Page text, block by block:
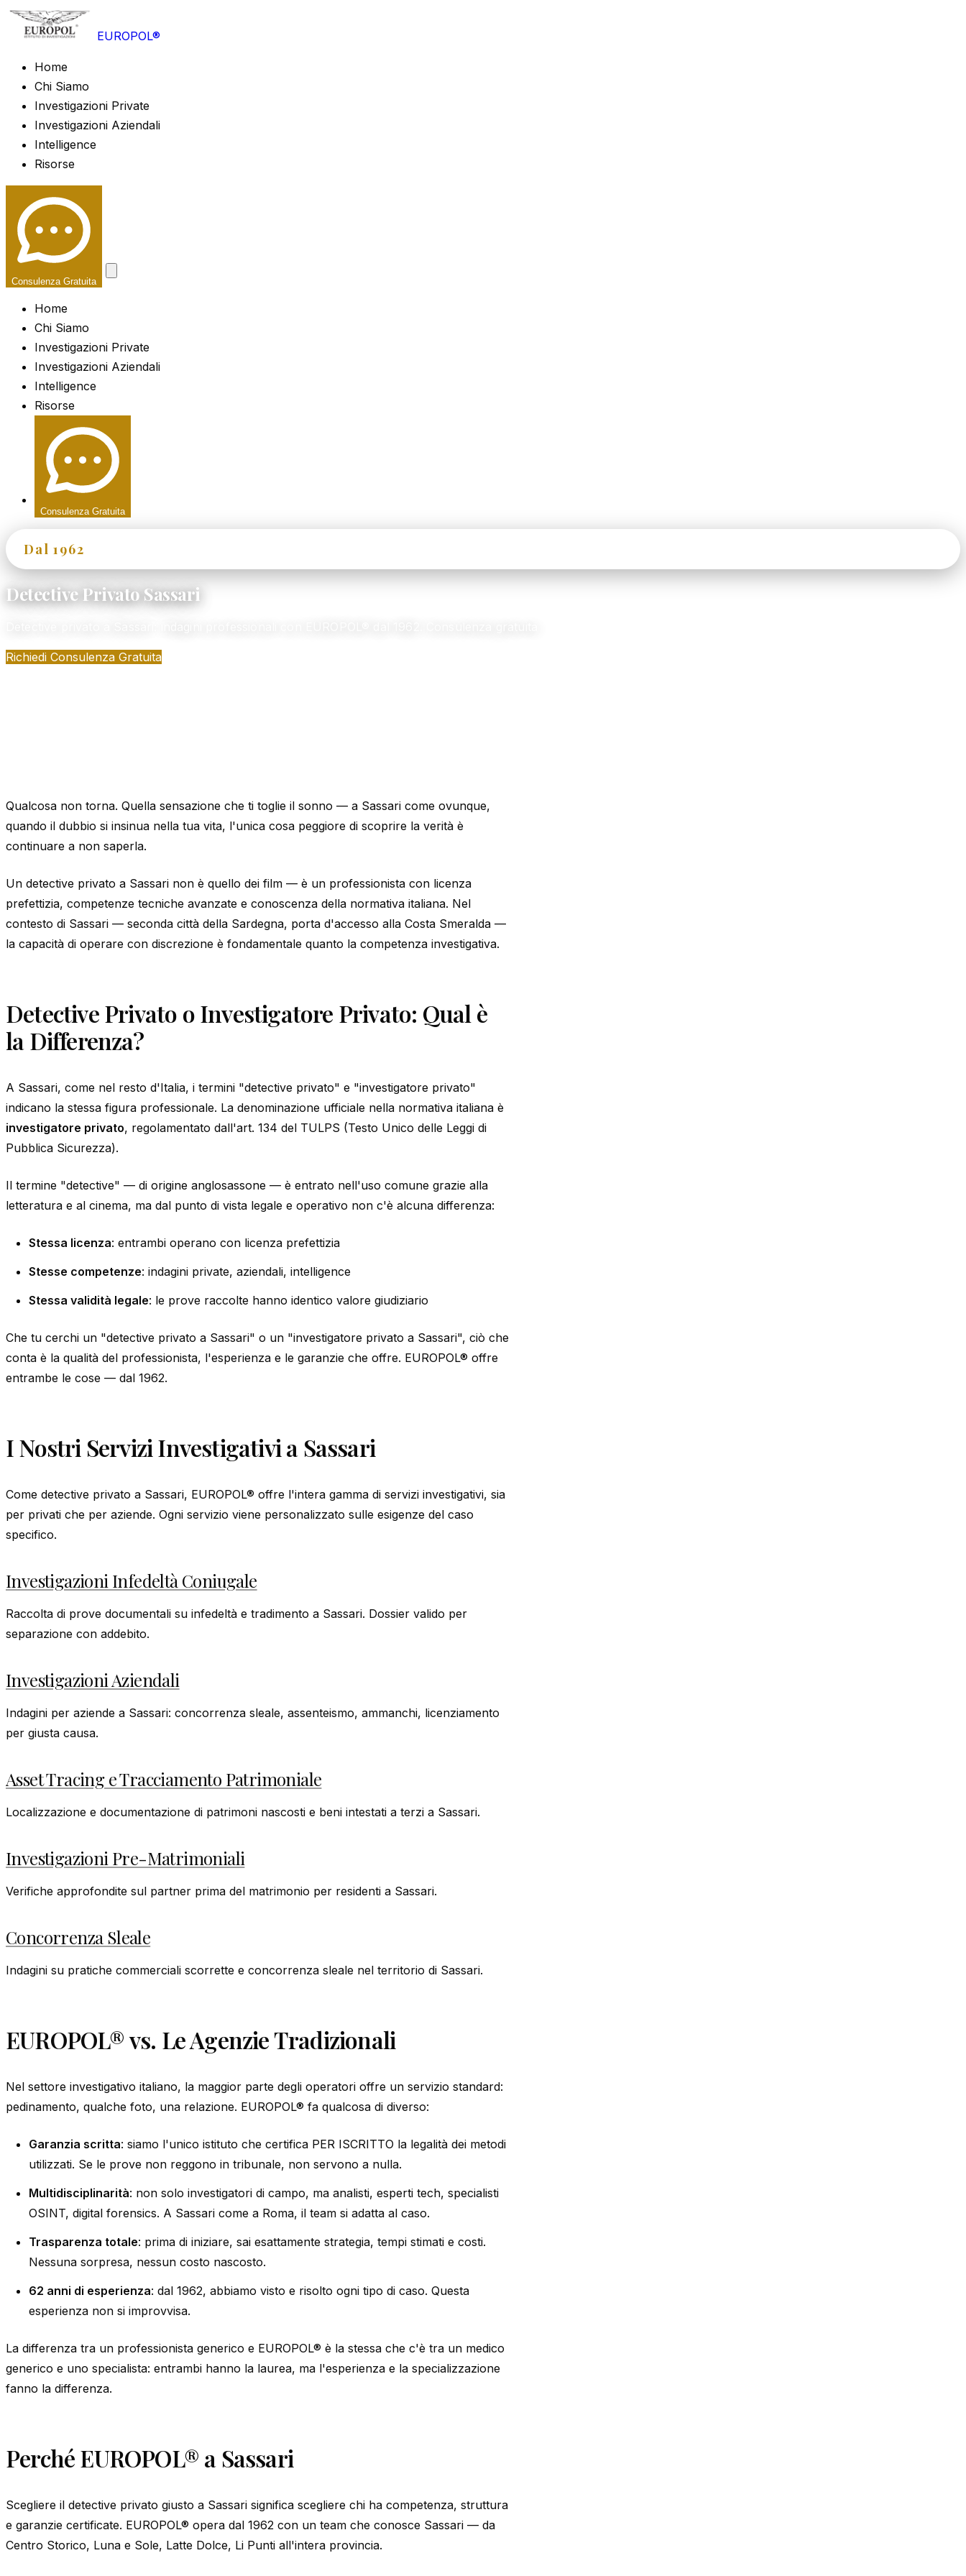
EUROPOL®
Home
Chi Siamo
Investigazioni Private
Investigazioni Aziendali
Intelligence
Risorse
Consulenza Gratuita
Home
Chi Siamo
Investigazioni Private
Investigazioni Aziendali
Intelligence
Risorse
Consulenza Gratuita
Dal 1962
Detective Privato Sassari
Richiedi Consulenza Gratuita
Qualcosa non torna. Quella sensazione che ti toglie il sonno — a Sassari come ovunque,
quando il dubbio si insinua nella tua vita, l'unica cosa peggiore di scoprire la verità è
continuare a non saperla.
Un detective privato a Sassari non è quello dei film — è un professionista con licenza
prefettizia, competenze tecniche avanzate e conoscenza della normativa italiana. Nel
contesto di Sassari — seconda città della Sardegna, porta d'accesso alla Costa Smeralda —
la capacità di operare con discrezione è fondamentale quanto la competenza investigativa.
Detective Privato o Investigatore Privato: Qual è
la Differenza?
A Sassari, come nel resto d'Italia, i termini "detective privato" e "investigatore privato"
indicano la stessa figura professionale. La denominazione ufficiale nella normativa italiana è
investigatore privato, regolamentato dall'art. 134 del TULPS (Testo Unico delle Leggi di
Pubblica Sicurezza).
Il termine "detective" — di origine anglosassone — è entrato nell'uso comune grazie alla
letteratura e al cinema, ma dal punto di vista legale e operativo non c'è alcuna differenza:
Stessa licenza: entrambi operano con licenza prefettizia
Stesse competenze: indagini private, aziendali, intelligence
Stessa validità legale: le prove raccolte hanno identico valore giudiziario
Che tu cerchi un "detective privato a Sassari" o un "investigatore privato a Sassari", ciò che
conta è la qualità del professionista, l'esperienza e le garanzie che offre. EUROPOL® offre
entrambe le cose — dal 1962.
I Nostri Servizi Investigativi a Sassari
Come detective privato a Sassari, EUROPOL® offre l'intera gamma di servizi investigativi, sia
per privati che per aziende. Ogni servizio viene personalizzato sulle esigenze del caso
specifico.
Investigazioni Infedeltà Coniugale
Raccolta di prove documentali su infedeltà e tradimento a Sassari. Dossier valido per
separazione con addebito.
Investigazioni Aziendali
Indagini per aziende a Sassari: concorrenza sleale, assenteismo, ammanchi, licenziamento
per giusta causa.
Asset Tracing e Tracciamento Patrimoniale
Localizzazione e documentazione di patrimoni nascosti e beni intestati a terzi a Sassari.
Investigazioni Pre-Matrimoniali
Verifiche approfondite sul partner prima del matrimonio per residenti a Sassari.
Concorrenza Sleale
Indagini su pratiche commerciali scorrette e concorrenza sleale nel territorio di Sassari.
EUROPOL® vs. Le Agenzie Tradizionali
Nel settore investigativo italiano, la maggior parte degli operatori offre un servizio standard:
pedinamento, qualche foto, una relazione. EUROPOL® fa qualcosa di diverso:
Garanzia scritta: siamo l'unico istituto che certifica PER ISCRITTO la legalità dei metodi
utilizzati. Se le prove non reggono in tribunale, non servono a nulla.
Multidisciplinarità: non solo investigatori di campo, ma analisti, esperti tech, specialisti
OSINT, digital forensics. A Sassari come a Roma, il team si adatta al caso.
Trasparenza totale: prima di iniziare, sai esattamente strategia, tempi stimati e costi.
Nessuna sorpresa, nessun costo nascosto.
62 anni di esperienza: dal 1962, abbiamo visto e risolto ogni tipo di caso. Questa
esperienza non si improvvisa.
La differenza tra un professionista generico e EUROPOL® è la stessa che c'è tra un medico
generico e uno specialista: entrambi hanno la laurea, ma l'esperienza e la specializzazione
fanno la differenza.
Perché EUROPOL® a Sassari
Scegliere il detective privato giusto a Sassari significa scegliere chi ha competenza, struttura
e garanzie certificate. EUROPOL® opera dal 1962 con un team che conosce Sassari — da
Centro Storico, Luna e Sole, Latte Dolce, Li Punti all'intera provincia.